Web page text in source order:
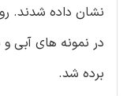
نشان داده شدند.
در نمونه های آبی
برده شد.